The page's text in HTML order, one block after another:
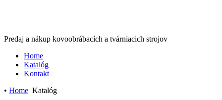
Predaj a nákup kovoobrábacích a tvárniacich strojov
Home
Katalóg
Kontakt
• Home Katalóg